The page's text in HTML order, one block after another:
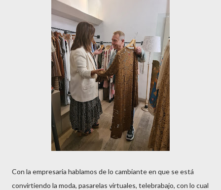
Con la empresaria hablamos de lo cambiante en que se está
convirtiendo la moda, pasarelas virtuales, telebrabajo, con lo cual